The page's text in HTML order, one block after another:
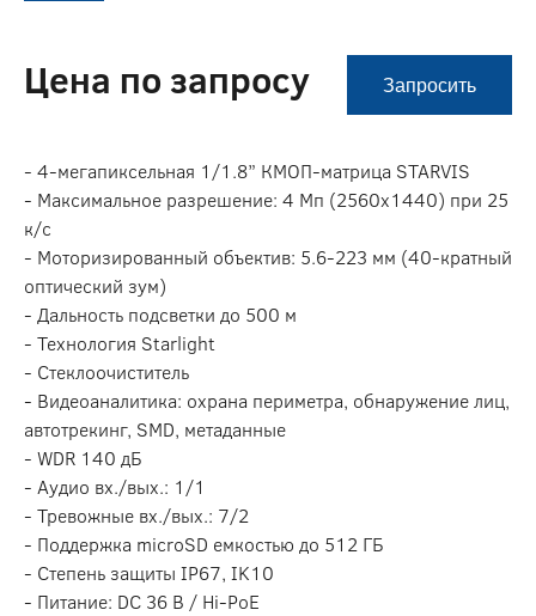
Цена по запросу Запросить
- 4-мегапиксельная 1/1.8” КМОП-матрица STARVIS
- Максимальное разрешение: 4 Мп (2560х1440) при 25
к/с
- Моторизированный объектив: 5.6-223 мм (40-кратный
оптический зум)
- Дальность подсветки до 500 м
- Технология Starlight
- Стеклоочиститель
- Видеоаналитика: охрана периметра, обнаружение лиц,
автотрекинг, SMD, метаданные
- WDR 140 дБ
- Аудио вх./вых.: 1/1
- Тревожные вх./вых.: 7/2
- Поддержка microSD емкостью до 512 ГБ
- Степень защиты IP67, IK10
- Питание: DC 36 В / Hi-PoE